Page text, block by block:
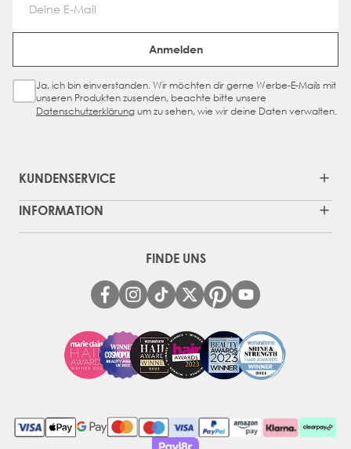
Email Address
Anmelden
Sign Up Checkbox
Ja, ich bin einverstanden. Wir möchten dir gerne Werbe-E-Mails mit
unseren Produkten zusenden, beachte bitte unsere
Datenschutzerklärungum zu sehen, wie wir deine Daten verwalten.
KUNDENSERVICE
INFORMATION
FINDE UNS